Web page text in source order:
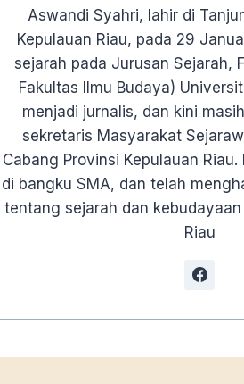
Aswandi Syahri, lahir di
Kepulauan Riau, pada 29
sejarah pada Jurusan Sejarah,
Fakultas Ilmu Budaya)
menjadi jurnalis, dan kini
sekretaris Masyarakat
Cabang Provinsi Kepulauan
di bangku SMA, dan telah
tentang sejarah dan
Riau